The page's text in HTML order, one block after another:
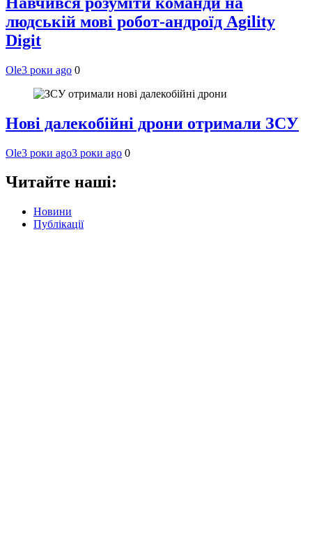
людській мові робот-андроїд Agility
Digit
Ole3 роки ago 0
Нові далекобійні дрони отримали ЗСУ
Ole3 роки ago3 роки ago 0
Читайте наші:
Новини
Публікації